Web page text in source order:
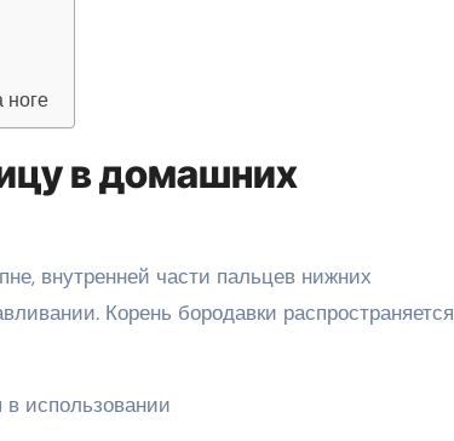
ноге
в домашних
внутренней части пальцев нижних
Корень бородавки распространяется
использовании